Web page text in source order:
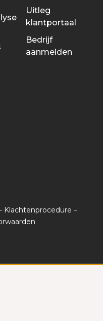
Uitleg
klantportaal
Bedrijf
aanmelden
Klachtenprocedure –